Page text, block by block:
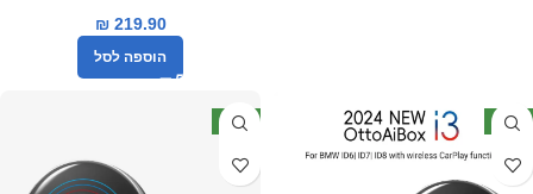
₪219.90
הוספה לסל
חדש חדש